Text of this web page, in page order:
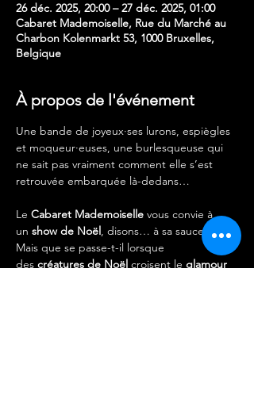
26 déc. 2025, 20:00 – 27 déc. 2025, 01:00
Cabaret Mademoiselle, Rue du Marché au
Charbon Kolenmarkt 53, 1000 Bruxelles,
Belgique
À propos de l'événement
Une bande de joyeux·ses lurons, espiègles
et moqueur·euses, une burlesqueuse qui
ne sait pas vraiment comment elle s’est
retrouvée embarquée là-dedans…
Le Cabaret Mademoiselle vous convie à
un show de Noël, disons… à sa sauce.
Mais que se passe-t-il lorsque
des créatures de Noël croisent le glamour